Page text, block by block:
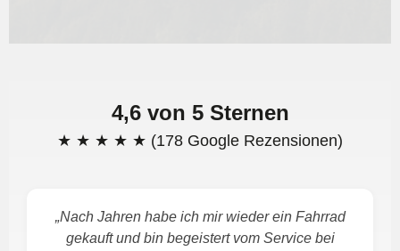
4,6 von 5 Sternen
★ ★ ★ ★ ★ (178 Google Rezensionen)
„Nach Jahren habe ich mir wieder ein Fahrrad
gekauft und bin begeistert vom Service bei